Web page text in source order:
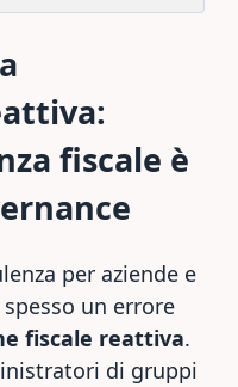
fiscale è
per aziende e
un errore
fiscale reattiva.
di gruppi